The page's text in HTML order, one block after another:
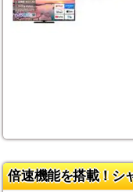
倍速機能を搭載！シ